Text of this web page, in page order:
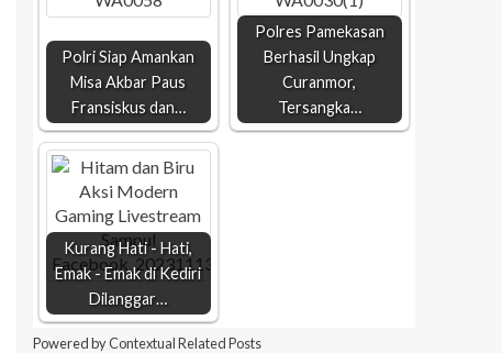
Polri Siap Amankan
Misa Akbar Paus
Fransiskus dan…
Polres Pamekasan
Berhasil Ungkap
Curanmor,
Tersangka…
Kurang Hati - Hati,
Emak - Emak di Kediri
Dilanggar…
Powered byContextual Related Posts